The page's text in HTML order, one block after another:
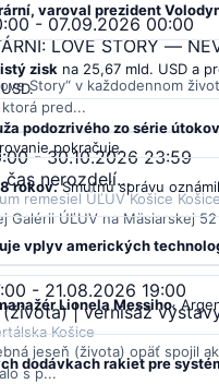
varoval prezident
zisk na 25,67 mld. USD a
podozrivého zo série
pokračuje.
rokov.Smutnú správu
vplyv amerických
Lionela Messiho.
dodávkach rakiet pre
- 07.09.2026 00:00
LOVE STORY —
Story“ v každodennom
pred...
- 30.10.2026 23:59
čas nerozdelí…
remesiel ÚĽUV Košice Košice
Galérii ÚĽUV na Mäsiarskej
- 21.08.2026 19:00
(života) | vernisáž
Košice
jeseň (života) opäť spojil
s p...